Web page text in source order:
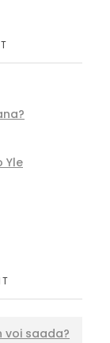
Yle
voi saada?